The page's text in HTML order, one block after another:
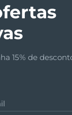
15% de